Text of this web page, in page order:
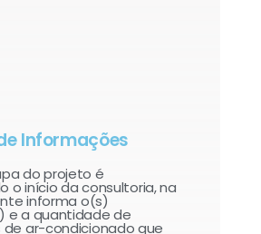
Informações
do projeto é
o início da consultoria, na
informa o(s)
e a quantidade de
de ar-condicionado que